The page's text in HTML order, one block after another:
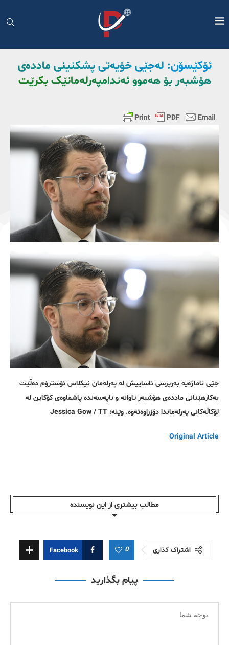
ئۆکێسۆن: لەجێی خۆیەتی پشکنینی ماددەی
هۆشبەر بۆ هەموو ئەندامپەرلەمانێک بکرێت
جێی ئاماژەیە بەرپرسی ئاساییش لە پەرلەمان نیکلاس ئۆسترۆم دەڵێت
بەکارهێنانی ماددەی هۆشبەر تاوانە و ناپەسەندە پاشماوەی کۆکاین لە
لۆکاڵەکانی پەرلەماندا دۆزراوەتەوە. وێنە: Jessica Gow / TT
Original Article
مطالب بیشتری از این نویسندە
اشتراک گذاری 0
Facebook
پیام بگذارید